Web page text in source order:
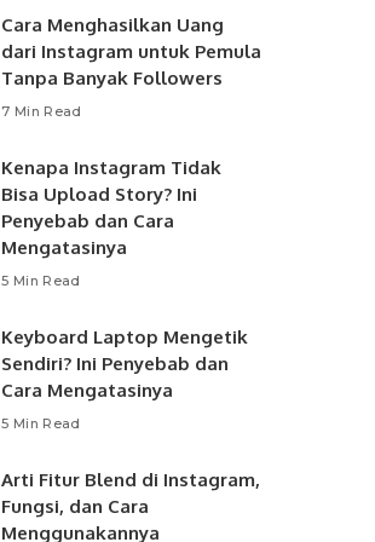
Cara Menghasilkan Uang
dari Instagram untuk Pemula
Tanpa Banyak Followers
7 Min Read
Kenapa Instagram Tidak
Bisa Upload Story? Ini
Penyebab dan Cara
Mengatasinya
5 Min Read
Keyboard Laptop Mengetik
Sendiri? Ini Penyebab dan
Cara Mengatasinya
5 Min Read
Arti Fitur Blend di Instagram,
Fungsi, dan Cara
Menggunakannya